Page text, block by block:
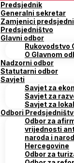
Predsjednik
Generalni sekretar
Zamjenici
Predsjedništvo
Glavni odbor
Rukovodstvo
O Glavnom
Nadzorni odbor
Statutarni odbor
Savjeti
Savjet za
Savjet za
Savjet za
Odbori
Odbor za
vrijednosti
naroda i
Hercegovine
Odbor za